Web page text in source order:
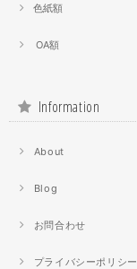
色紙額
OA額
Information
About
Blog
お問合わせ
プライバシーポリシー